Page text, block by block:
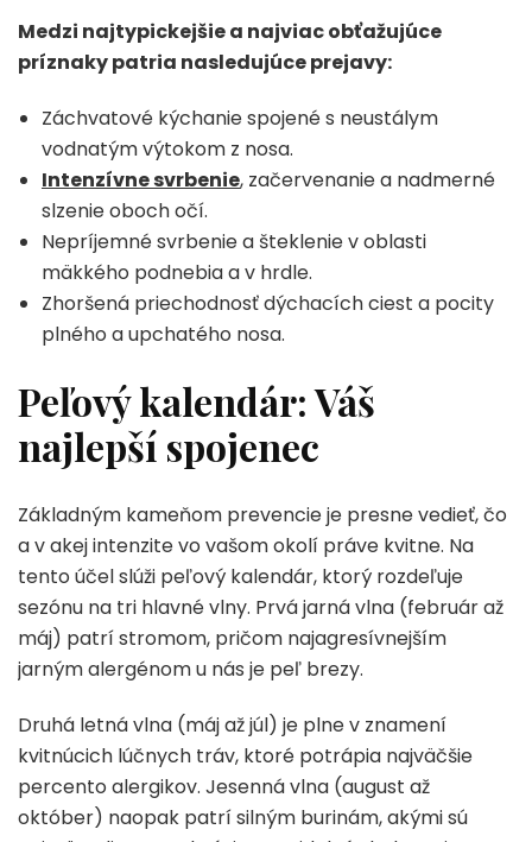
Medzi najtypickejšie a najviac obťažujúce
príznaky patria nasledujúce prejavy:
Záchvatové kýchanie spojené s neustálym
vodnatým výtokom z nosa.
Intenzívne svrbenie, začervenanie a nadmerné
slzenie oboch očí.
Nepríjemné svrbenie a šteklenie v oblasti
mäkkého podnebia a v hrdle.
Zhoršená priechodnosť dýchacích ciest a pocity
plného a upchatého nosa.
Peľový kalendár: Váš
najlepší spojenec
Základným kameňom prevencie je presne vedieť, čo
a v akej intenzite vo vašom okolí práve kvitne. Na
tento účel slúži peľový kalendár, ktorý rozdeľuje
sezónu na tri hlavné vlny. Prvá jarná vlna (február až
máj) patrí stromom, pričom najagresívnejším
jarným alergénom u nás je peľ brezy.
Druhá letná vlna (máj až júl) je plne v znamení
kvitnúcich lúčnych tráv, ktoré potrápia najväčšie
percento alergikov. Jesenná vlna (august až
október) naopak patrí silným burinám, akými sú